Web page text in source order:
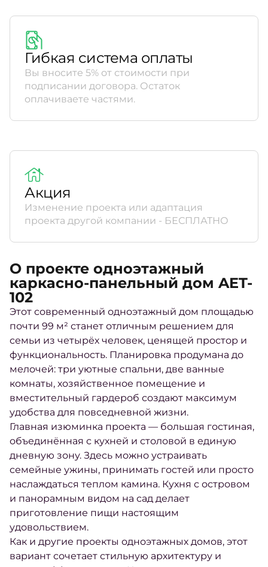
Гибкая система оплаты
Вы вносите 5% от стоимости при
подписании договора. Остаток
оплачиваете частями.
Акция
Изменение проекта или адаптация
проекта другой компании - БЕСПЛАТНО
О проекте одноэтажный
каркасно-панельный дом AET-
102
Этот современный одноэтажный дом площадью
почти 99 м² станет отличным решением для
семьи из четырёх человек, ценящей простор и
функциональность. Планировка продумана до
мелочей: три уютные спальни, две ванные
комнаты, хозяйственное помещение и
вместительный гардероб создают максимум
удобства для повседневной жизни.
Главная изюминка проекта — большая гостиная,
объединённая с кухней и столовой в единую
дневную зону. Здесь можно устраивать
семейные ужины, принимать гостей или просто
наслаждаться теплом камина. Кухня с островом
и панорамным видом на сад делает
приготовление пищи настоящим
удовольствием.
Как и другие проекты одноэтажных домов, этот
вариант сочетает стильную архитектуру и